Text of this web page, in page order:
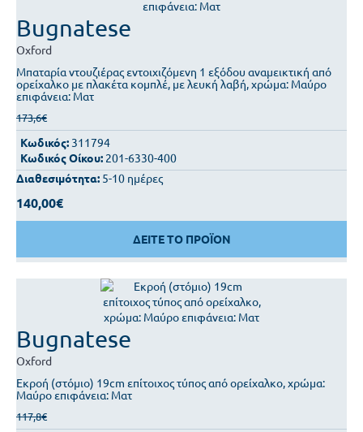
Bugnatese
Oxford
Μπαταρία ντουζιέρας εντοιχιζόμενη 1 εξόδου αναμεικτική από
ορείχαλκο με πλακέτα κομπλέ, με λευκή λαβή, χρώμα: Μαύρο
επιφάνεια: Ματ
173,6€
Κωδικός: 311794
Κωδικός Οίκου: 201-6330-400
Διαθεσιμότητα: 5-10 ημέρες
140,00€
ΔΕΙΤΕ ΤΟ ΠΡΟΪΟΝ
Bugnatese
Oxford
Εκροή (στόμιο) 19cm επίτοιχος τύπος από ορείχαλκο, χρώμα:
Μαύρο επιφάνεια: Ματ
117,8€